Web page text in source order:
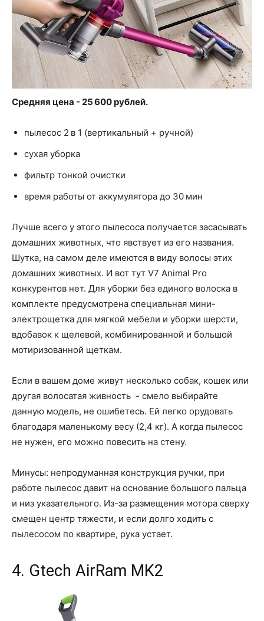
Средняя цена - 25 600 рублей.
пылесос 2 в 1 (вертикальный + ручной)
сухая уборка
фильтр тонкой очистки
время работы от аккумулятора до 30 мин
Лучше всего у этого пылесоса получается засасывать
домашних животных, что явствует из его названия.
Шутка, на самом деле имеются в виду волосы этих
домашних животных. И вот тут V7 Animal Pro
конкурентов нет. Для уборки без единого волоска в
комплекте предусмотрена специальная мини-
электрощетка для мягкой мебели и уборки шерсти,
вдобавок к щелевой, комбинированной и большой
мотиризованной щеткам.
Если в вашем доме живут несколько собак, кошек или
другая волосатая живность - смело выбирайте
данную модель, не ошибетесь. Ей легко орудовать
благодаря маленькому весу (2,4 кг). А когда пылесос
не нужен, его можно повесить на стену.
Минусы: непродуманная конструкция ручки, при
работе пылесос давит на основание большого пальца
и низ указательного. Из-за размещения мотора сверху
смещен центр тяжести, и если долго ходить с
пылесосом по квартире, рука устает.
4. Gtech AirRam MK2